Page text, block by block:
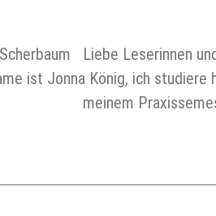
Liebe Leserinnen
ist Jonna König, ich studiere
meinem